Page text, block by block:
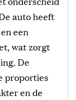
auto heeft
een
wat zorgt
De
proporties
en de